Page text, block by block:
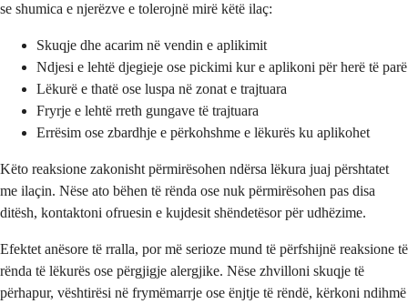
se shumica e njerëzve e tolerojnë mirë këtë ilaç:
Skuqje dhe acarim në vendin e aplikimit
Ndjesi e lehtë djegieje ose pickimi kur e aplikoni për herë të parë
Lëkurë e thatë ose luspa në zonat e trajtuara
Fryrje e lehtë rreth gungave të trajtuara
Errësim ose zbardhje e përkohshme e lëkurës ku aplikohet
Këto reaksione zakonisht përmirësohen ndërsa lëkura juaj përshtatet
me ilaçin. Nëse ato bëhen të rënda ose nuk përmirësohen pas disa
ditësh, kontaktoni ofruesin e kujdesit shëndetësor për udhëzime.
Efektet anësore të rralla, por më serioze mund të përfshijnë reaksione të
rënda të lëkurës ose përgjigje alergjike. Nëse zhvilloni skuqje të
përhapur, vështirësi në frymëmarrje ose ënjtje të rëndë, kërkoni ndihmë